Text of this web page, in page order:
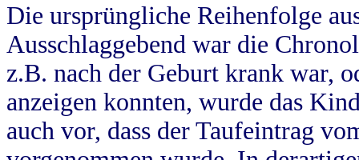
Die ursprüngliche Reihenfolge
Ausschlaggebend war die
z.B. nach der Geburt krank war,
anzeigen konnten, wurde das
auch vor, dass der Taufeintrag